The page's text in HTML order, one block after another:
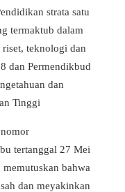
strata satu
termaktub dalam
riset, teknologi dan
dan Permendikbud
dan
Tinggi
tertanggal 27 Mei
bahwa
dan meyakinkan